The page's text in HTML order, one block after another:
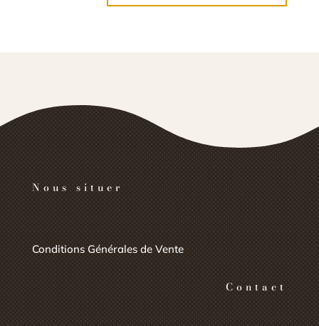
Nous situer
Conditions Générales de Vente
Contact